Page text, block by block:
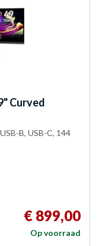
Curved
B, USB-C, 144
€ 899,00
Op voorraad